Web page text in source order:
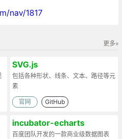
nav/1817
更多»
SVG.js
包括各种形状、线条、文本、路径等元
素
官网 GitHub
incubator-echarts
百度团队开发的一款商业级数据图表